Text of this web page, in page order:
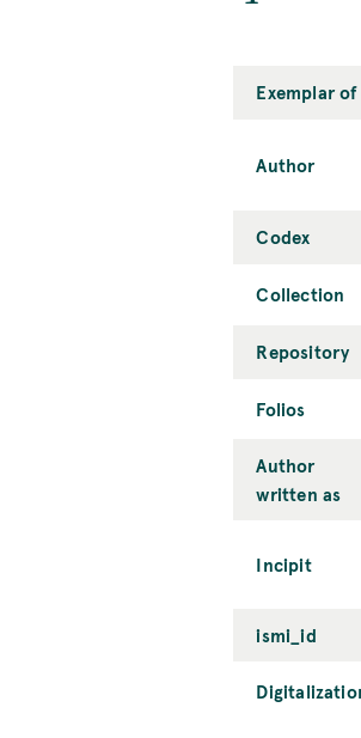
Exemplar of
Author
Codex
Collection
Repository
Folios
Author
written as
Incipit
ismi_id